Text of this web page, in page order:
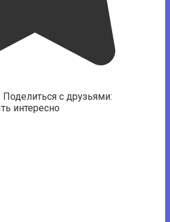
Поделиться с друзьями:
интересно